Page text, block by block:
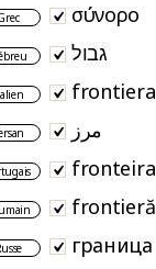
σύνορo
גבול
frontiera
مرز
fronteira
frontieră
граница